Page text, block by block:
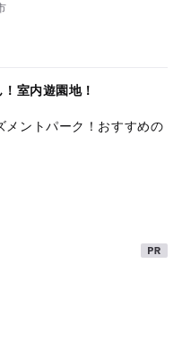
室内遊園地！
メントパーク！おすすめの